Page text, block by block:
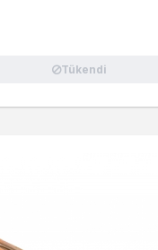
Tükendi